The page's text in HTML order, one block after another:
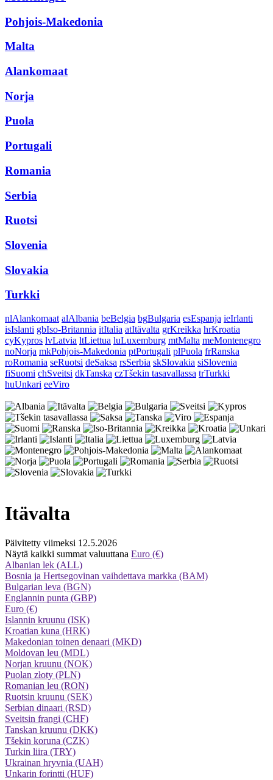
Pohjois-Makedonia
Malta
Alankomaat
Norja
Puola
Portugali
Romania
Serbia
Ruotsi
Slovenia
Slovakia
Turkki
nlAlankomaat alAlbania beBelgia bgBulgaria esEspanja ieIrlanti
isIslanti gbIso-Britannia itItalia atItävalta grKreikka hrKroatia
cyKypros lvLatvia ltLiettua luLuxemburg mtMalta meMontenegro
noNorja mkPohjois-Makedonia ptPortugali plPuola frRanska
roRomania seRuotsi deSaksa rsSerbia skSlovakia siSlovenia
fiSuomi chSveitsi dkTanska czTšekin tasavallassa trTurkki
huUnkari eeViro
Itävalta
Päivitetty viimeksi 12.5.2026
Näytä kaikki summat valuuttana Euro (€)
Albanian lek (ALL)
Bosnia ja Hertsegovinan vaihdettava markka (BAM)
Bulgarian leva (BGN)
Englannin punta (GBP)
Euro (€)
Islannin kruunu (ISK)
Kroatian kuna (HRK)
Makedonian toinen denaari (MKD)
Moldovan leu (MDL)
Norjan kruunu (NOK)
Puolan złoty (PLN)
Romanian leu (RON)
Ruotsin kruunu (SEK)
Serbian dinaari (RSD)
Sveitsin frangi (CHF)
Tanskan kruunu (DKK)
Tšekin koruna (CZK)
Turkin liira (TRY)
Ukrainan hryvnia (UAH)
Unkarin forintti (HUF)